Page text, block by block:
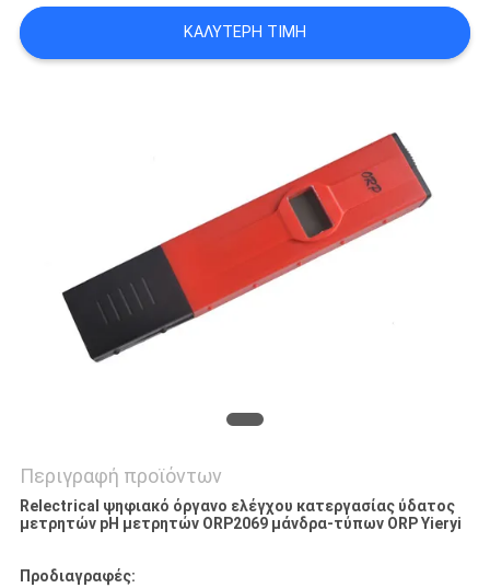
SITEMAP
ΚΑΛΎΤΕΡΗ ΤΙΜΉ
Περιγραφή προϊόντων
Relectrical ψηφιακό όργανο ελέγχου κατεργασίας ύδατος
μετρητών pH μετρητών ORP2069 μάνδρα-τύπων ORP Yieryi
Προδιαγραφές: